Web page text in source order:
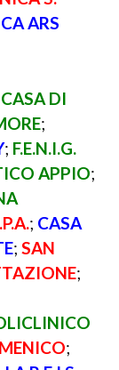
ARS
CASA DI
;
; F.E.N.I.G.
APPIO;
; CASA
; SAN
;
;